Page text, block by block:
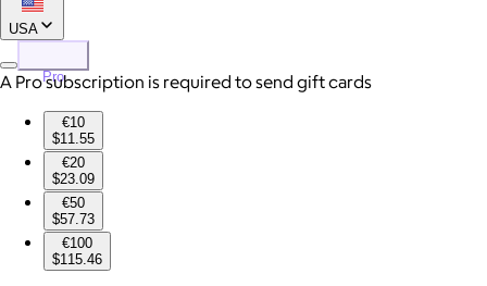
USA
Pro
A Pro subscription is required to send gift cards
€10
$11.55
€20
$23.09
€50
$57.73
€100
$115.46